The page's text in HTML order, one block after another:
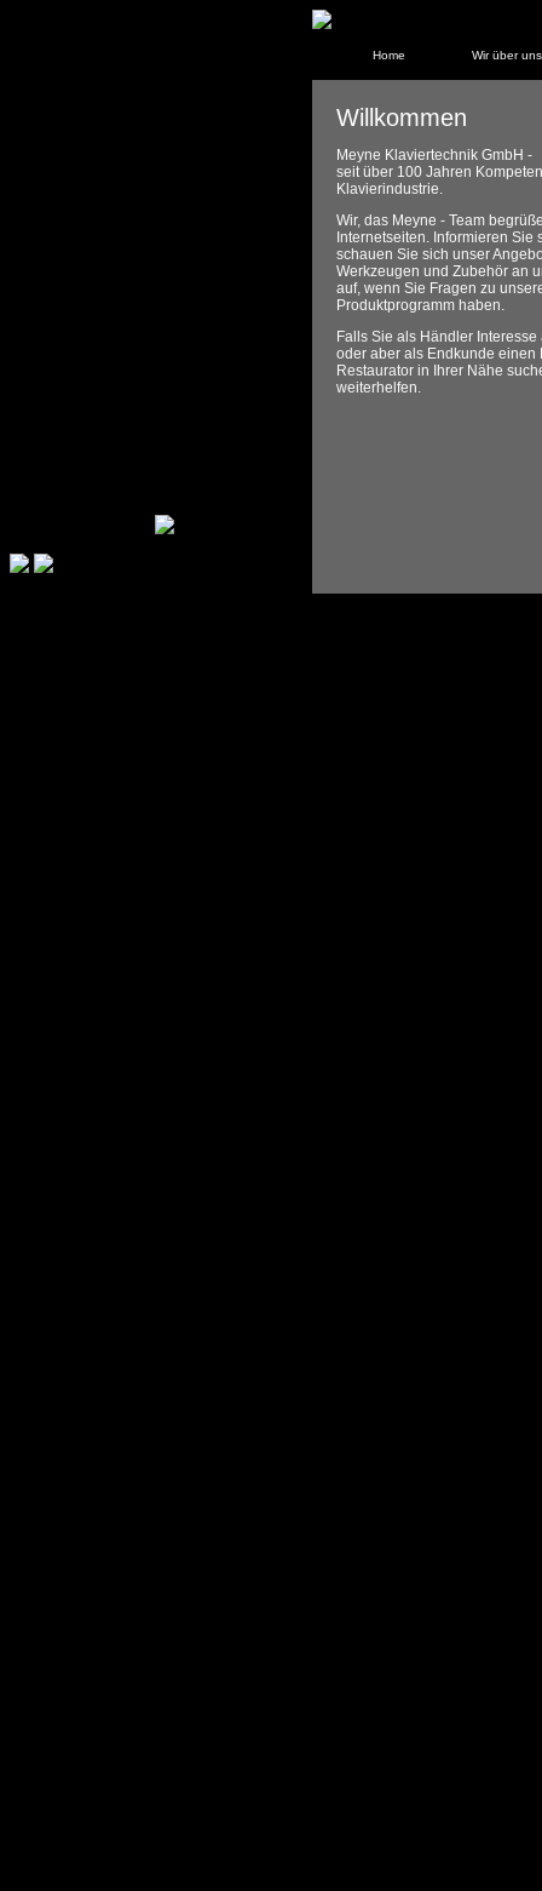
Home Wir über uns
Willkommen
Meyne Klaviertechnik GmbH -
seit über 100 Jahren
Klavierindustrie.
Wir, das Meyne - Team
Internetseiten. Informieren
schauen Sie sich unser
Werkzeugen und Zubehör an
auf, wenn Sie Fragen zu
Produktprogramm haben.
Falls Sie als Händler
oder aber als Endkunde einen
Restaurator in Ihrer Nähe
weiterhelfen.